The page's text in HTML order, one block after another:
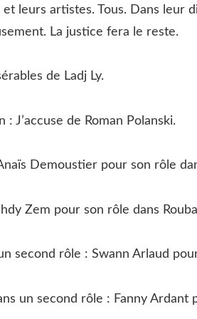
leurs artistes. Tous. Dans leur
La justice fera le reste.
de Ladj Ly.
J’accuse de Roman Polanski.
Demoustier pour son rôle
Zem pour son rôle dans
second rôle : Swann Arlaud
un second rôle : Fanny